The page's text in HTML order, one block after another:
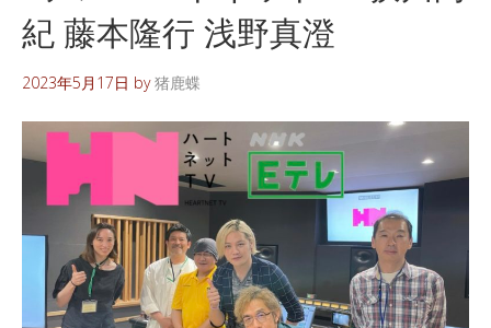
紀 藤本隆行 浅野真澄
2023年5月17日 by猪鹿蝶